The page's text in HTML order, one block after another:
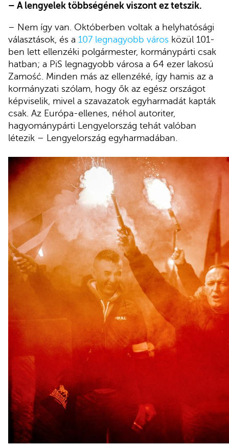
– A lengyelek többségének viszont ez tetszik.
– Nem így van. Októberben voltak a helyhatósági
választások, és a 107 legnagyobb város közül 101-
ben lett ellenzéki polgármester, kormánypárti csak
hatban; a PiS legnagyobb városa a 64 ezer lakosú
Zamość. Minden más az ellenzéké, így hamis az a
kormányzati szólam, hogy ők az egész országot
képviselik, mivel a szavazatok egyharmadát kapták
csak. Az Európa-ellenes, néhol autoriter,
hagyománypárti Lengyelország tehát valóban
létezik – Lengyelország egyharmadában.